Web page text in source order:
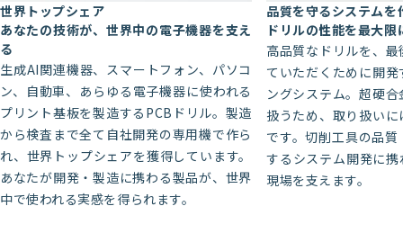
世界トップシェア
あなたの技術が、世界中の電子機器を支え
る
生成AI関連機器、スマートフォン、パソコ
ン、自動車、あらゆる電子機器に使われる
プリント基板を製造するPCBドリル。製造
から検査まで全て自社開発の専用機で作ら
れ、世界トップシェアを獲得しています。
あなたが開発・製造に携わる製品が、世界
中で使われる実感を得られます。
品質を守るシステムを
ドリルの性能を最大限
高品質なドリルを、
ていただくために開
ングシステム。超硬
扱うため、取り扱い
です。切削工具の品
するシステム開発に
現場を支えます。